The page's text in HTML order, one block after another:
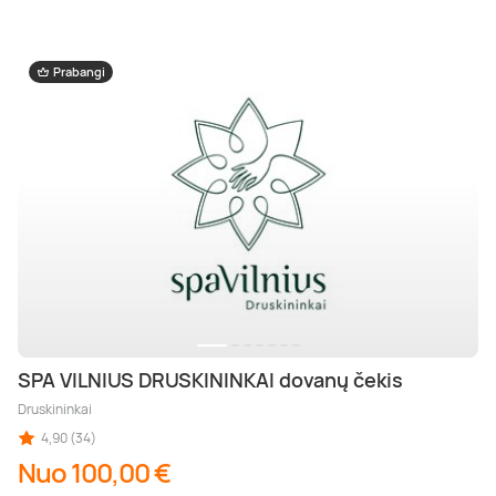
Prabangi
SPA VILNIUS DRUSKININKAI dovanų čekis
Druskininkai
4,90 (34)
Nuo 100,00 €